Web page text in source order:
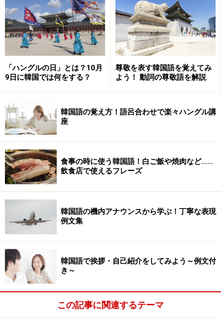
일본 가나가와 현에 삽니다.
（イルボン カナガワ ヒョネ サムニダ／日本の神奈
川県に住んでいます）
（フェサウォニムニダ／会社員です）
한국요리를 아주 좋아합니다.
（ハングンニョリルル アジュ チョアハムニダ／韓国
料理がとても好きです）
앞으로 잘 부탁드립니다.
（アップロ チャル ブタットゥリムニダ／今後ともよ
ろしくお願いします）
감사합니다.
（カムサハムニダ／ありがとうございます）
「～といいます」は、「-라고 합니다（～ラゴ ハムニ
ダ）」。「～県」は、「-현（ヒョン）」と表すことが多
いです。「～に暮らしています」は、「-에 삽니다（～
エ サムニダ）」。「～が好きです」は、「-을/를 좋아
합니다（～ウル／ルル チョアハムニダ）」。最後の
「앞으로 잘 부탁드립니다（今後ともよろしくお願いしま
す）」、「감사합니다（ありがとうございます）」は、
決まり文句です。是非とも覚えたいですね。また、冗談
が通じるような席であれば、「남자친구（여자친구） 모
「ハングルの日」とは？10月
9日に韓国では何をする？
尊敬を表す韓国語を覚えてみ
よう！ 動詞の尊敬語を解説
韓国語の覚え方！語呂合わせで楽々ハングル講
座
食事の時に使う韓国語！白ご飯や焼肉など……
飲食店で使えるフレーズ
韓国語の機内アナウンスから学ぶ！丁寧な表現
例文集
韓国語で挨拶・自己紹介をしてみよう～例文付
き～
この記事に関連するテーマ